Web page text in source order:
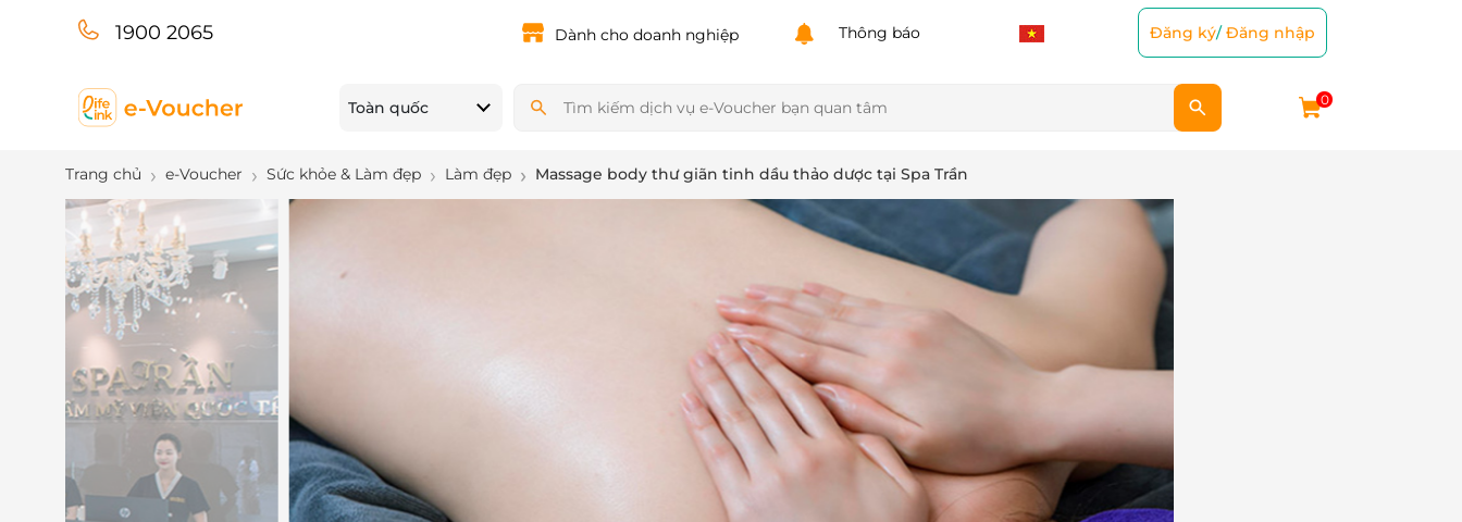
1900 2065 Dành cho doanh nghiệp Thông báo Đăng ký/Đăng nhập
Toàn quốc 0
Trang chủ e-Voucher Sức khỏe & Làm đẹp Làm đẹp Massage body thư giãn tinh dầu thảo dược tại Spa Trần